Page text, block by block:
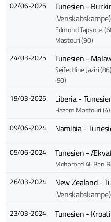
02/06-2025
Tunesien -
(Venskabskampe)
Edmond Tapsoba
Mastouri (90)
24/03-2025 Tunesien -
Seifeddine Jaziri (86)
(90)
19/03-2025 Liberia -
Hazem Mastouri (4)
09/06-2024 Namibia -
05/06-2024 Tunesien -
Mohamed Ali Ben
26/03-2024
New Zealand -
(Venskabskampe)
23/03-2024 Tunesien -